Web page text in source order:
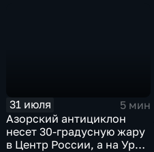
31 июля
5 мин
Азорский антициклон
несет 30-градусную жару
в Центр России, а на Урал